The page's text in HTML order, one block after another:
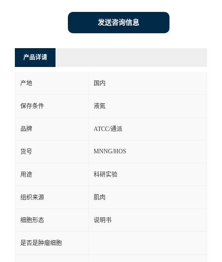
发送咨询信息
产品详请
产地 国内
保存条件 液氮
品牌 ATCC/通派
货号 MNNG/HOS
用途 科研实验
组织来源 肌肉
细胞形态 说明书
是否是肿瘤细胞